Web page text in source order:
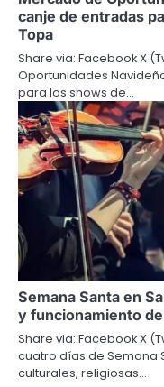
canje de entradas
Topa
Share via: Facebook X
Oportunidades
para los shows de…
Semana Santa en
y funcionamiento
Share via: Facebook X
cuatro días de Semana
culturales, religiosas…